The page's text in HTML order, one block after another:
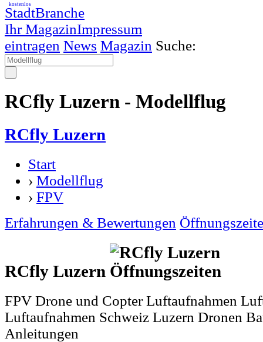
StadtBranche
Ihr MagazinImpressum
kostenlos
eintragen News Magazin Suche:
RCfly Luzern - Modellflug
RCfly Luzern
Start
› Modellflug
› FPV
Erfahrungen & Bewertungen
RCfly Luzern
FPV Drone und Copter Luftaufnahmen
Luftaufnahmen Schweiz Luzern Dronen
Anleitungen